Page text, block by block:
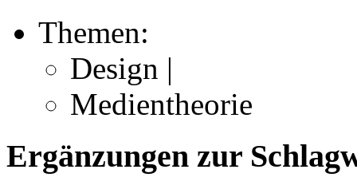
Themen:
Design |
Medientheorie
Ergänzungen zur